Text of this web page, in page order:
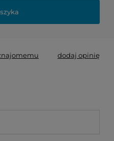
dodaj opinię